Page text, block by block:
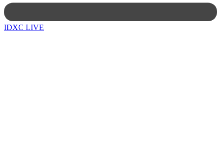
IDXC LIVE